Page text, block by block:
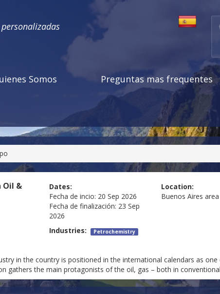
Somos Preguntas mas frequentes
Oil &
Dates:
Fecha de incio: 20 Sep 2026
Fecha de finalización: 23 Sep
2026
Location:
Buenos Aires area
Industries: Petrochemistry
in the country is positioned in the international calendars as
gathers the main protagonists of the oil, gas – both in